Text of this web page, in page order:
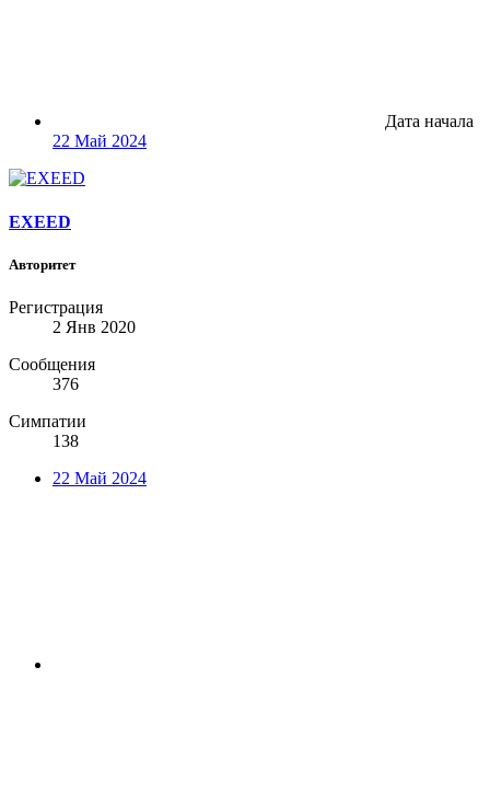
Дата начала
22 Май 2024
EXEED
Авторитет
Регистрация
2 Янв 2020
Сообщения
376
Симпатии
138
22 Май 2024